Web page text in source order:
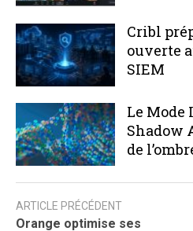
Cribl
ouverte
SIEM
Le Mode
Shadow
de
ARTICLE PRÉCÉDENT
Orange optimise ses